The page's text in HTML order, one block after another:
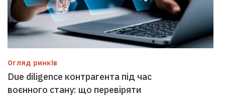
Огляд ринків
Due diligence контрагента під час
воєнного стану: що перевіряти